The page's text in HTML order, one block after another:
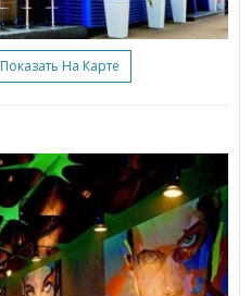
Показать На Карте